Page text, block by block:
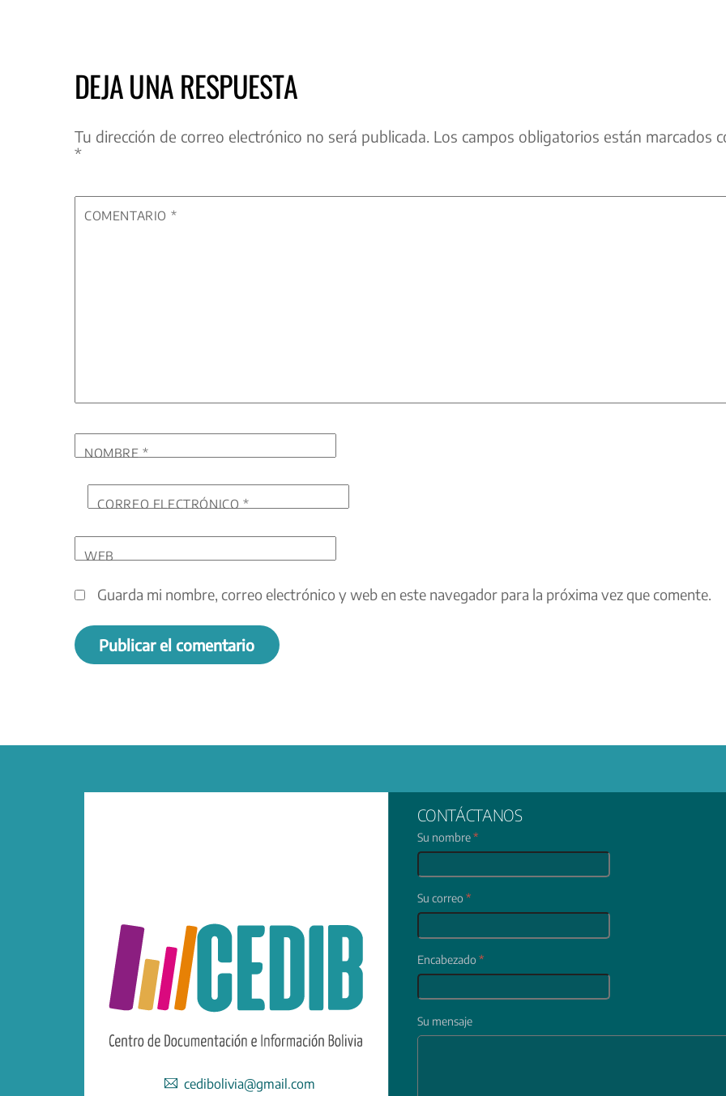
DEJA UNA RESPUESTA
Tu dirección de correo electrónico no será publicada. Los campos obligatorios están marcados
*
COMENTARIO *
NOMBRE*
CORREO ELECTRÓNICO*
WEB
Guarda mi nombre, correo electrónico y web en este navegador para la próxima vez que comente.
cedibolivia@gmail.com
CONTÁCTANOS
Su nombre*
Su correo *
Encabezado *
Su mensaje